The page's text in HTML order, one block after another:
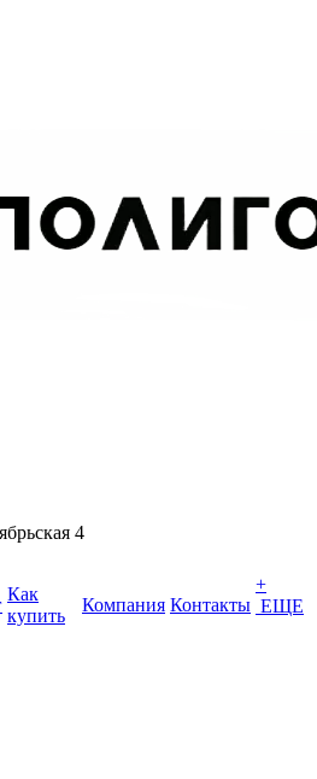
4
Как
купить
Компания Контакты
+
ЕЩЕ